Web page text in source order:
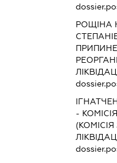
РОЩІНА
-
(КОМІСІЯ